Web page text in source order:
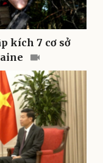
kích 7 cơ sở